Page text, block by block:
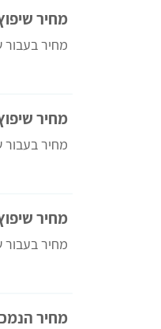
מחיר שיפוץ
מחיר בעבור שיפוץ
מחיר שיפוץ
מחיר בעבור שיפוץ
מחיר שיפוץ
מחיר בעבור
מחיר